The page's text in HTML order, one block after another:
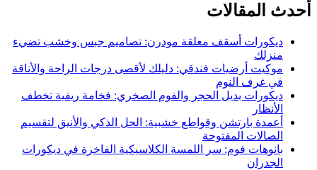
أحدث المقالات
ديكورات أسقف معلقة مودرن: تصاميم جبس وخشب تضيء
منزلك
موكيت أرضيات فندقي: دليلك لأقصى درجات الراحة والأناقة
في غرف النوم
ديكورات بديل الحجر والفوم الصخري: فخامة ريفية تخطف
الأنظار
أعمدة بارتشن وقواطع خشبية: الحل الذكي والأنيق لتقسيم
الصالات المفتوحة
بانوهات فوم: سر اللمسة الكلاسيكية الفاخرة في ديكورات
الجدران